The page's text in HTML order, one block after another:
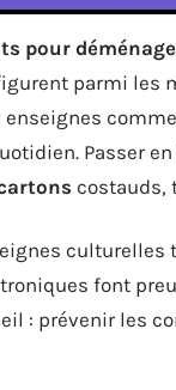
pour
parmi les
comme
Passer
costauds,
culturelles
font
: prévenir les